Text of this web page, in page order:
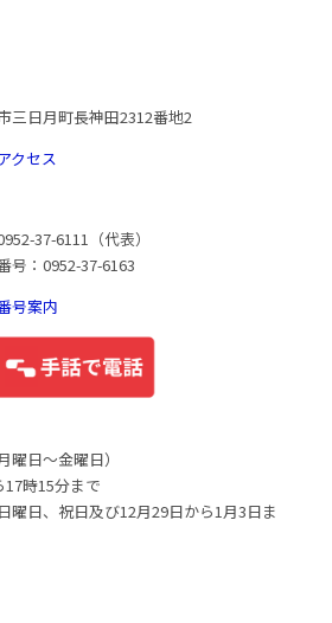
三日月町長神田2312番地2
クセス
37-6111（代表）
号：0952-37-6163
号案内
曜日〜金曜日）
時15分まで
曜日、祝日及び12月29日から1月3日ま